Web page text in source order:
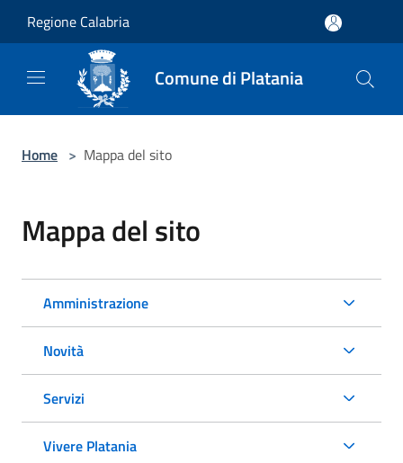
Regione Calabria
Comune di Platania
Home > Mappa del sito
Mappa del sito
Amministrazione
Novità
Servizi
Vivere Platania